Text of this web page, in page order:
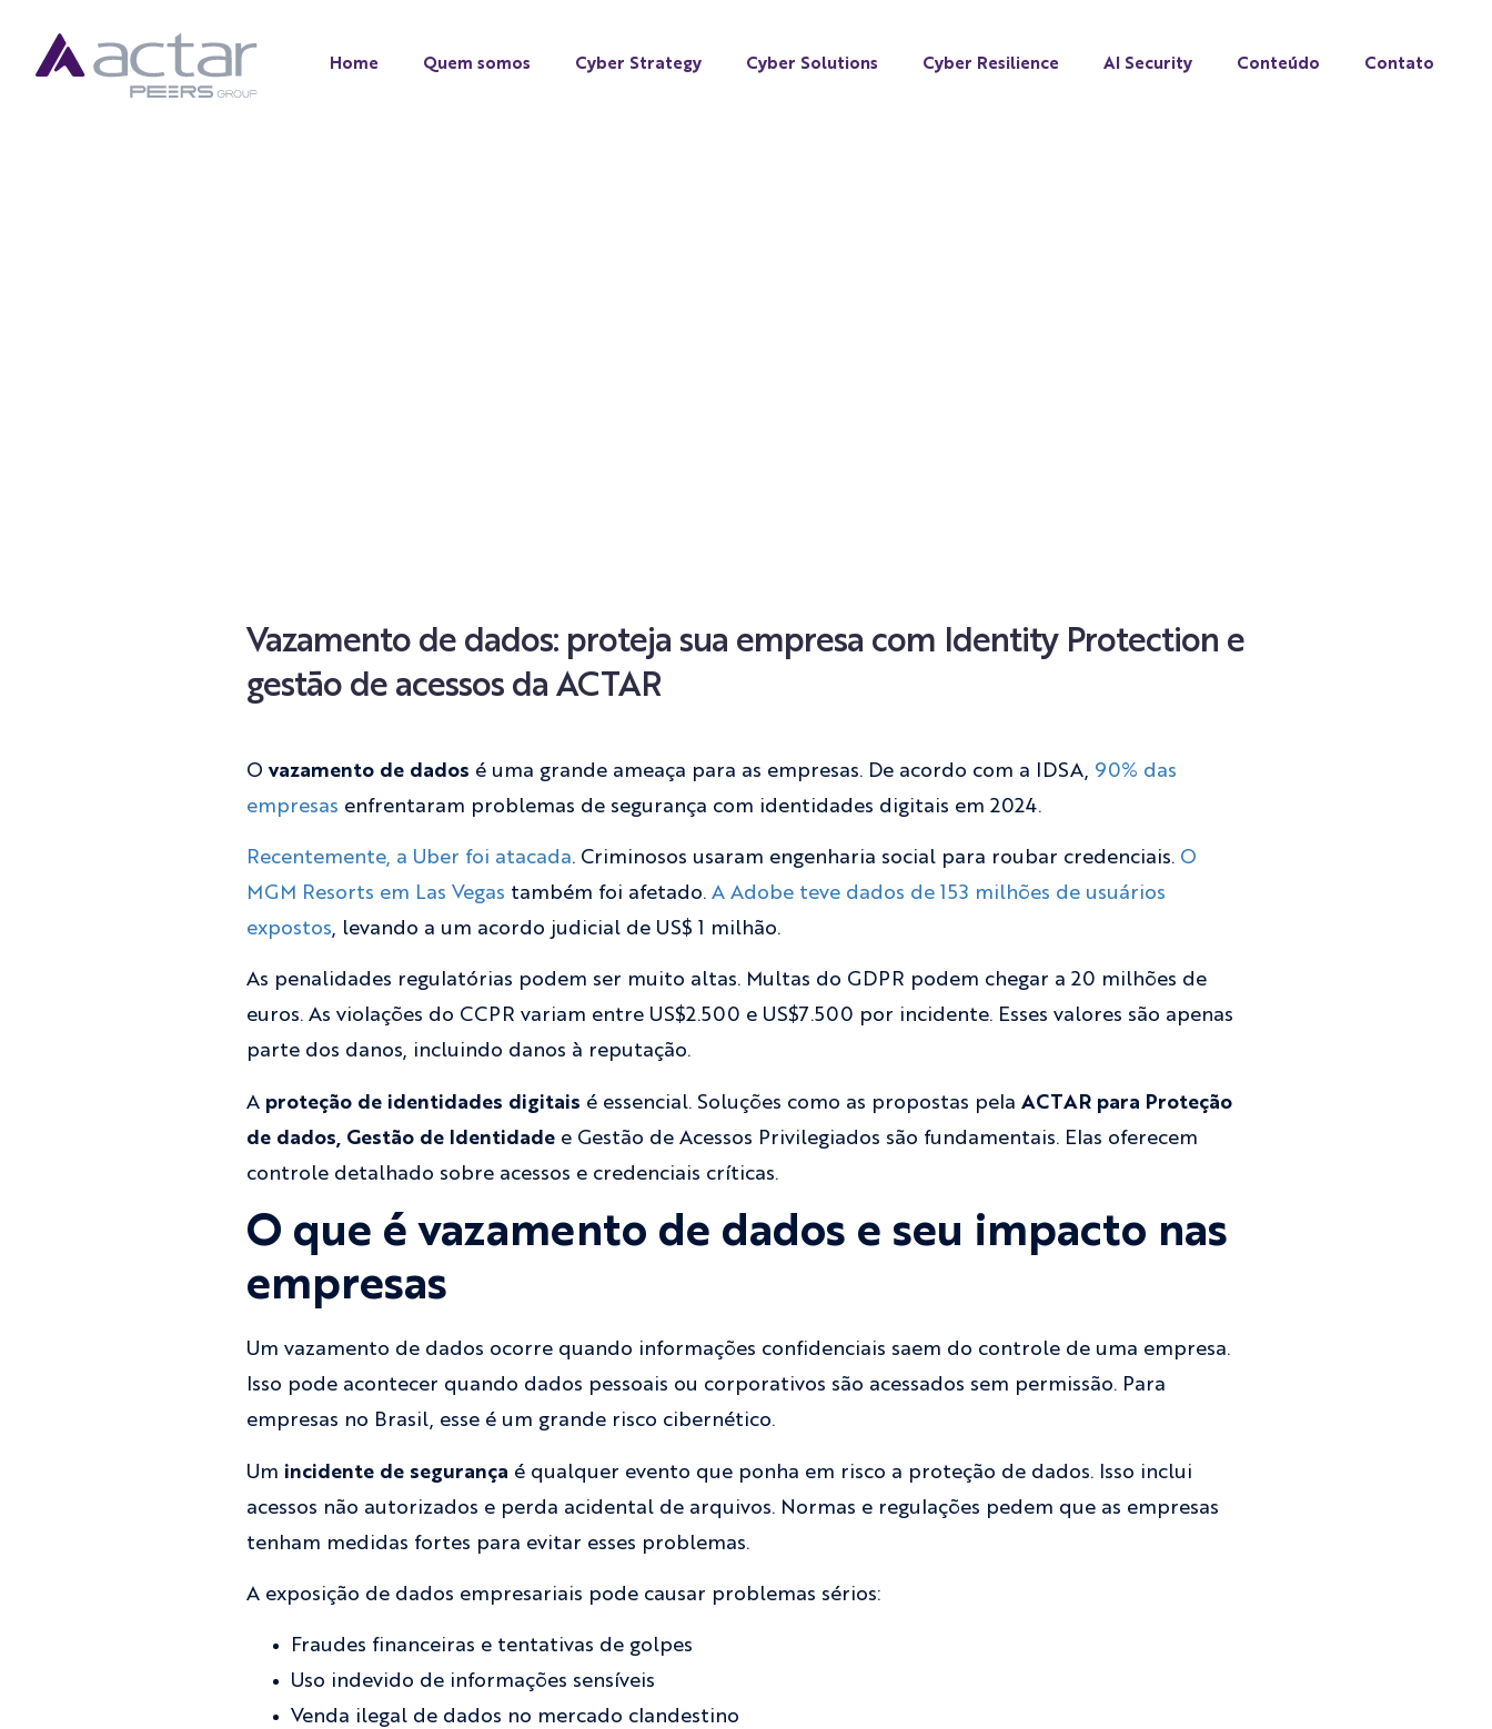
Home Quem somos Cyber Strategy Cyber Solutions Cyber Resilience AI Security Conteúdo Contato
Vazamento de dados: proteja sua empresa com Identity Protection e
gestão de acessos da ACTAR
O vazamento de dados é uma grande ameaça para as empresas. De acordo com a IDSA, 90% das
empresas enfrentaram problemas de segurança com identidades digitais em 2024.
Recentemente, a Uber foi atacada. Criminosos usaram engenharia social para roubar credenciais. O
MGM Resorts em Las Vegas também foi afetado. A Adobe teve dados de 153 milhões de usuários
expostos, levando a um acordo judicial de US$ 1 milhão.
As penalidades regulatórias podem ser muito altas. Multas do GDPR podem chegar a 20 milhões de
euros. As violações do CCPR variam entre US$2.500 e US$7.500 por incidente. Esses valores são apenas
parte dos danos, incluindo danos à reputação.
A proteção de identidades digitais é essencial. Soluções como as propostas pela ACTAR para Proteção
de dados, Gestão de Identidade e Gestão de Acessos Privilegiados são fundamentais. Elas oferecem
controle detalhado sobre acessos e credenciais críticas.
O que é vazamento de dados e seu impacto nas
empresas
Um vazamento de dados ocorre quando informações confidenciais saem do controle de uma empresa.
Isso pode acontecer quando dados pessoais ou corporativos são acessados sem permissão. Para
empresas no Brasil, esse é um grande risco cibernético.
Um incidente de segurança é qualquer evento que ponha em risco a proteção de dados. Isso inclui
acessos não autorizados e perda acidental de arquivos. Normas e regulações pedem que as empresas
tenham medidas fortes para evitar esses problemas.
A exposição de dados empresariais pode causar problemas sérios:
Fraudes financeiras e tentativas de golpes
Uso indevido de informações sensíveis
Venda ilegal de dados no mercado clandestino